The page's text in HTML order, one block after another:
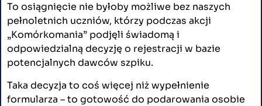
To osiągnięcie nie byłoby możliwe bez naszych
pełnoletnich uczniów, którzy podczas akcji
„Komórkomania” podjęli świadomą i
odpowiedzialną decyzję o rejestracji w bazie
potencjalnych dawców szpiku.
Taka decyzja to coś więcej niż wypełnienie
formularza – to gotowość do podarowania osobie